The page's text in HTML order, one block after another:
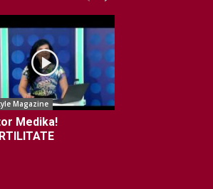
Magazine
Medika!